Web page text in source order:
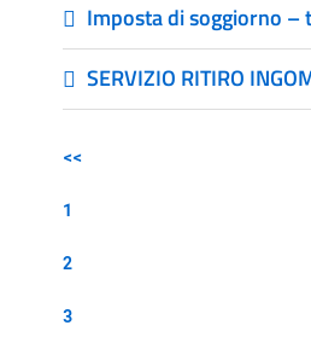
Imposta di soggiorno –
SERVIZIO RITIRO
<<
1
2
3